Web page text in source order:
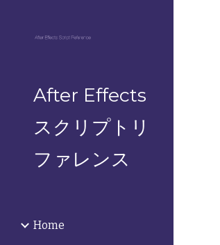
After Effects
スクリプトリ
ファレンス
Home